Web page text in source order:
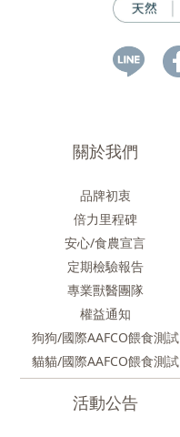
關於我們
品牌初衷
倍力里程碑
安心/食農宣言
定期檢驗報告
專業獸醫團隊
權益通知
狗狗/國際AAFCO餵食測試
貓貓/國際AAFCO餵食測試
活動公告